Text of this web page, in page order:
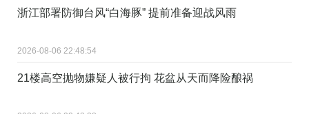
浙江部署防御台风“白海豚” 提前准备迎战风雨
2026-08-06 22:48:54
21楼高空抛物嫌疑人被行拘 花盆从天而降险酿祸